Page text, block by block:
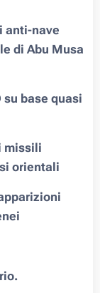
anti-nave
di Abu Musa
base quasi
missili
orientali